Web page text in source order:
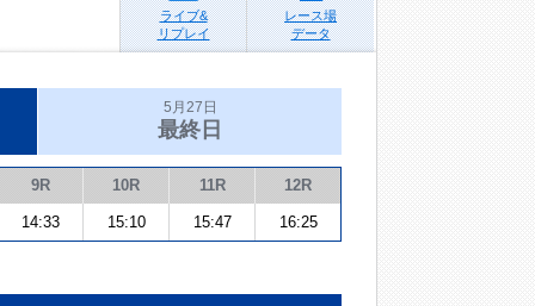
ライブ&
リプレイ
レース場
データ
5月27日
最終日
9R 10R 11R 12R
14:33 15:10 15:47 16:25